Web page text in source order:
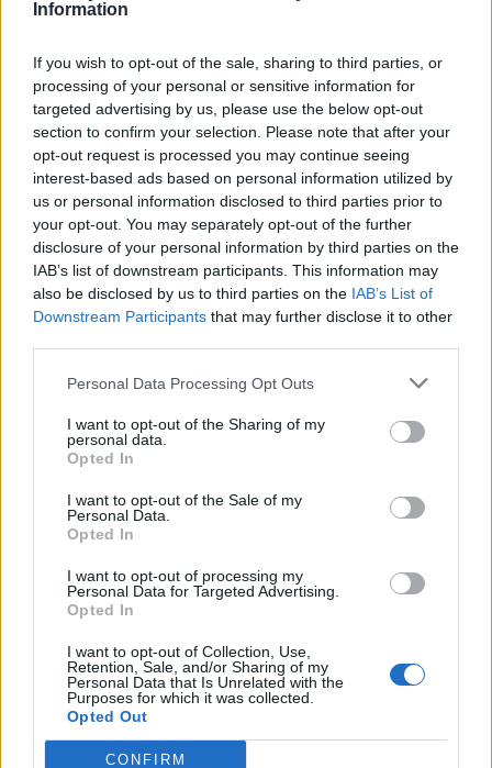
Information
If you wish to opt-out of the sale, sharing to third parties, or
processing of your personal or sensitive information for
targeted advertising by us, please use the below opt-out
section to confirm your selection. Please note that after your
opt-out request is processed you may continue seeing
interest-based ads based on personal information utilized by
us or personal information disclosed to third parties prior to
your opt-out. You may separately opt-out of the further
disclosure of your personal information by third parties on the
IAB’s list of downstream participants. This information may
also be disclosed by us to third parties on the IAB’s List of
Downstream Participants that may further disclose it to other
Personal Data Processing Opt Outs
I want to opt-out of the Sharing of my
personal data.
Opted In
I want to opt-out of the Sale of my
Personal Data.
Opted In
I want to opt-out of processing my
Personal Data for Targeted Advertising.
Opted In
I want to opt-out of Collection, Use,
Retention, Sale, and/or Sharing of my
Personal Data that Is Unrelated with the
Purposes for which it was collected.
Opted Out
CONFIRM
2026. augusztus 06., csütörtök
Nem a hőhullám okozza a
legnagyobb gondot a
mezőgazdaságban, hanem valami
egészen más